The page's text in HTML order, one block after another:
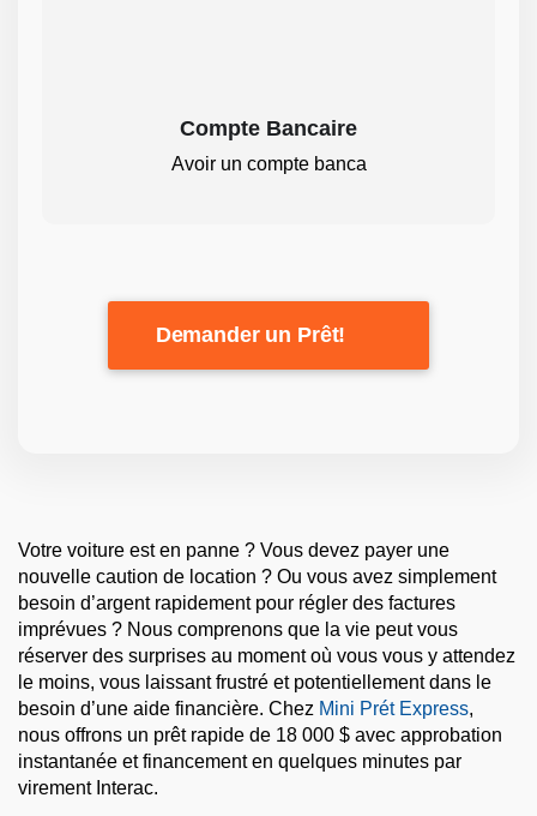
Compte Bancaire
Avoir un compte banca
Demander un Prêt!
Votre voiture est en panne ? Vous devez payer une
nouvelle caution de location ? Ou vous avez simplement
besoin d’argent rapidement pour régler des factures
imprévues ? Nous comprenons que la vie peut vous
réserver des surprises au moment où vous vous y attendez
le moins, vous laissant frustré et potentiellement dans le
besoin d’une aide financière. Chez Mini Prét Express,
nous offrons un prêt rapide de 18 000 $ avec approbation
instantanée et financement en quelques minutes par
virement Interac.